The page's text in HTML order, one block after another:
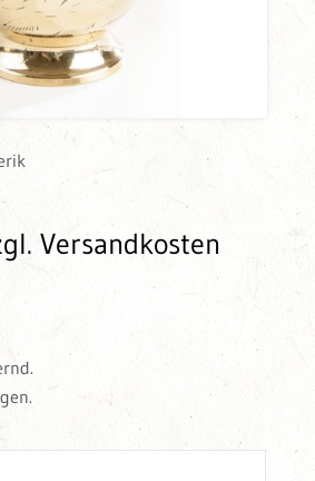
Versandkosten